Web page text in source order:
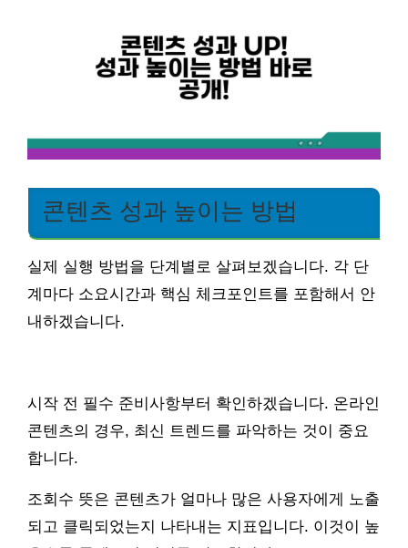
콘텐츠 성과 높이는 방법
실제 실행 방법을 단계별로 살펴보겠습니다. 각 단
계마다 소요시간과 핵심 체크포인트를 포함해서 안
내하겠습니다.
시작 전 필수 준비사항부터 확인하겠습니다. 온라인
콘텐츠의 경우, 최신 트렌드를 파악하는 것이 중요
합니다.
조회수 뜻은 콘텐츠가 얼마나 많은 사용자에게 노출
되고 클릭되었는지 나타내는 지표입니다. 이것이 높